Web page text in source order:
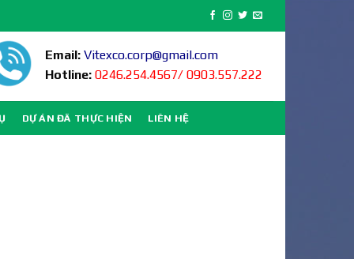
Email: Vitexco.corp@gmail.com
Hotline: 0246.254.4567/ 0903.557.222
DỰ ÁN ĐÃ THỰC HIỆN LIÊN HỆ